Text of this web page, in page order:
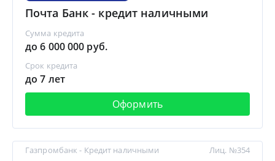
Почта Банк - кредит наличными
Сумма кредита
до 6 000 000 руб.
Срок кредита
до 7 лет
Оформить
Газпромбанк - Кредит наличными Лиц. №354